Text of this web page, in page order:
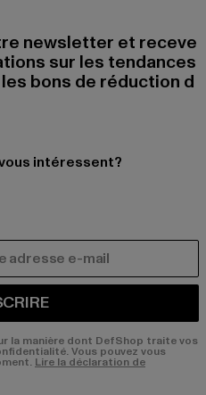
newsletter et receve
sur les tendances
bons de réduction d
intéressent?
la manière dont DefShop traite vos
Vous pouvez vous
Lire la déclaration de